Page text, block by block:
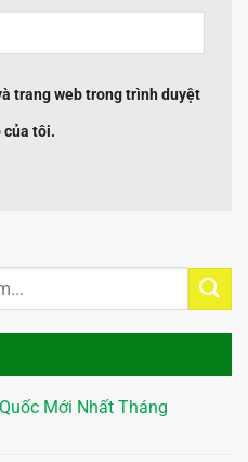
Mới Nhất Tháng
trang web trong trình duyệt
của tôi.